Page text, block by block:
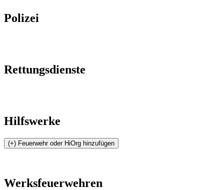
Polizei
Rettungsdienste
Hilfswerke
Werksfeuerwehren